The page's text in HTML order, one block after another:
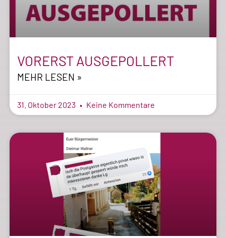
VORERST AUSGEPOLLERT
MEHR LESEN »
31. Oktober 2023 Keine Kommentare